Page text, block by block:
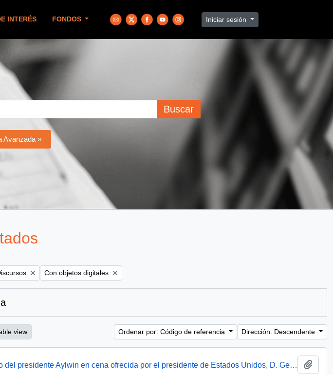
INTERÉS FONDOS Iniciar sesión
Buscar
Avanzada »
filter: Remove filter:
Con objetos digitales
view Ordenar por: Código de referencia Dirección: Descendente
Discurso del presidente Aylwin en cena ofrecida por el presidente de Estados Unidos, D. George Bush